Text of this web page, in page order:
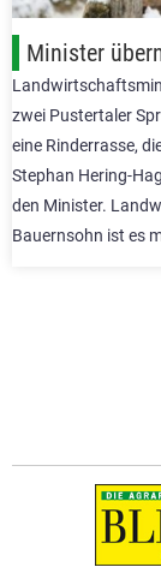
Minister
zwei Pustertaler
eine Rinderrasse,
Stephan Hering-
den Minister.
Bauernsohn ist es